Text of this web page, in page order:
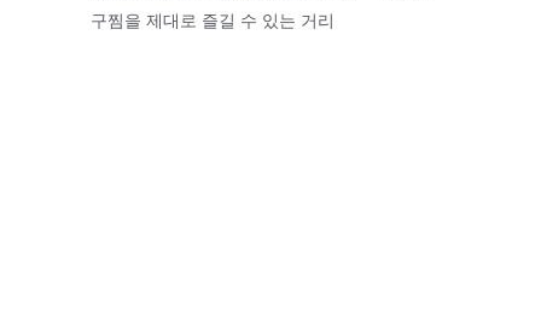
구찜을 제대로 즐길 수 있는 거리